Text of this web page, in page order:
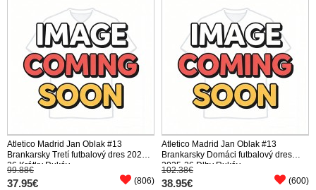
Atletico Madrid Jan Oblak #13
Brankarsky Tretí futbalový dres 2025-
26 Krátky Rukáv
99.88€
37.95€ (806)
Atletico Madrid Jan Oblak #13
Brankarsky Domáci futbalový dres
2025-26 Dlhy Rukáv
102.38€
38.95€ (600)